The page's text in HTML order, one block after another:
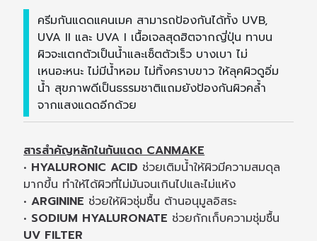
ครีมกันแดดแคนเมค สามารถป้องกันได้ทั้ง UVB,
UVA II และ UVA I เนื้อเจลสุดฮิตจากญี่ปุ่น ทาบน
ผิวจะแตกตัวเป็นน้ำและเซ็ตตัวเร็ว บางเบา ไม่
เหนอะหนะ ไม่มีน้ำหอม ไม่ทิ้งคราบขาว ให้ลุคผิวดูอิ่ม
น้ำ สุขภาพดีเป็นธรรมชาติแถมยังป้องกันผิวคล้ำ
จากแสงแดดอีกด้วย
สารสำคัญหลักในกันแดด CANMAKE
• HYALURONIC ACID ช่วยเติมน้ำให้ผิวมีความสมดุล
มากขึ้น ทำให้ได้ผิวที่ไม่มันจนเกินไปและไม่แห้ง
•ARGININE ช่วยให้ผิวชุ่มชื้น ต้านอนุมูลอิสระ
• SODIUM HYALURONATE ช่วยกักเก็บความชุ่มชื้น
UV FILTER